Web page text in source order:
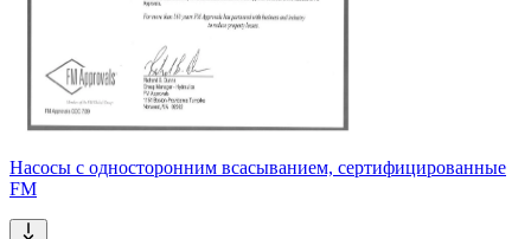
Насосы с односторонним всасыванием, сертифицированные
FM